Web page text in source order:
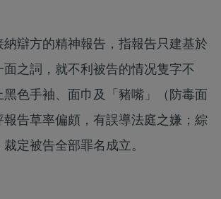
納辯方的精神報告，指報告只建基於
之詞，就不利被告的情况隻字不
色手袖、面巾及「豬嘴」（防毒面
告草率偏頗，有誤導法庭之嫌；綜
定被告全部罪名成立。